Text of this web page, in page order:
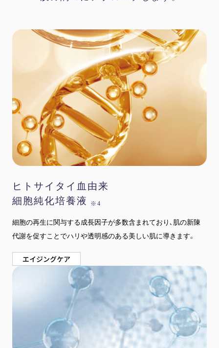
ヒトサイタイ血由来
細胞純化培養液 ※4
細胞の再生に関与する成長因子が多数含まれており､肌の新陳
代謝を促すことでハリや透明感のある美しい肌に導きます。
エイジングケア